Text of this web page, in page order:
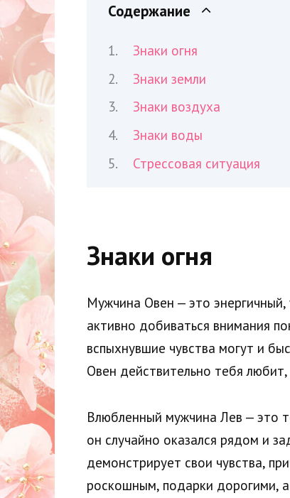
Содержание
Знаки огня
Знаки земли
Знаки воздуха
Знаки воды
Стрессовая ситуация
Знаки огня
Мужчина Овен — это энергичный,
активно добиваться внимания
вспыхнувшие чувства могут и
Овен действительно тебя
Влюбленный мужчина Лев — это
он случайно оказался рядом и
демонстрирует свои чувства,
роскошным, подарки дорогими,